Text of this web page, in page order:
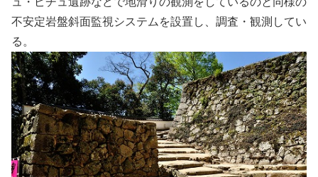
不安定岩盤斜面監視システムを設置し、調査・観測してい
る。